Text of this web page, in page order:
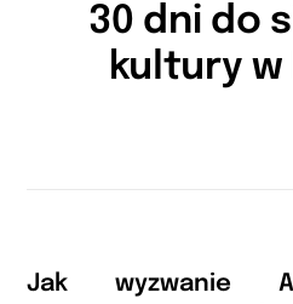
30 dni do
kultury w
Jak wyzwanie